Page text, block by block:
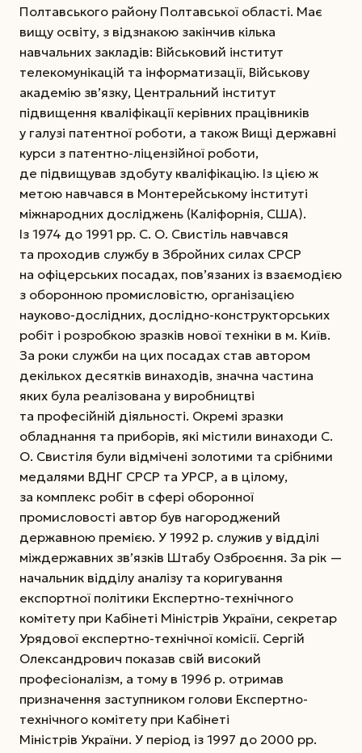
Полтавського району Полтавської області. Має
вищу освіту, з відзнакою закінчив кілька
навчальних закладів: Військовий інститут
телекомунікацій та інформатизації, Військову
академію зв’язку, Центральний інститут
підвищення кваліфікації керівних працівників
у галузі патентної роботи, а також Вищі державні
курси з патентно-ліцензійної роботи,
де підвищував здобуту кваліфікацію. Із цією ж
метою навчався в Монтерейському інституті
міжнародних досліджень (Каліфорнія, США).
Із 1974 до 1991 рр. С. О. Свистіль навчався
та проходив службу в Збройних силах СРСР
на офіцерських посадах, пов’язаних із взаємодією
з оборонною промисловістю, організацією
науково-дослідних, дослідно-конструкторських
робіт і розробкою зразків нової техніки в м. Київ.
За роки служби на цих посадах став автором
декількох десятків винаходів, значна частина
яких була реалізована у виробництві
та професійній діяльності. Окремі зразки
обладнання та приборів, які містили винаходи С.
О. Свистіля були відмічені золотими та срібними
медалями ВДНГ СРСР та УРСР, а в цілому,
за комплекс робіт в сфері оборонної
промисловості автор був нагороджений
державною премією. У 1992 р. служив у відділі
міждержавних зв’язків Штабу Озброєння. За рік —
начальник відділу аналізу та коригування
експортної політики Експертно-технічного
комітету при Кабінеті Міністрів України, секретар
Урядової експертно-технічної комісії. Сергій
Олександрович показав свій високий
професіоналізм, а тому в 1996 р. отримав
призначення заступником голови Експертно-
технічного комітету при Кабінеті
Міністрів України. У період із 1997 до 2000 рр.